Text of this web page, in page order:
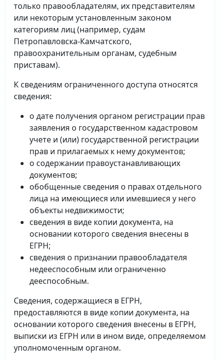
только правообладателям, их представителям
или некоторым установленным законом
категориям лиц (например, судам
Петропавловска-Камчатского,
правоохранительным органам, судебным
приставам).
К сведениям ограниченного доступа относятся
сведения:
о дате получения органом регистрации прав
заявления о государственном кадастровом
учете и (или) государственной регистрации
прав и прилагаемых к нему документов;
о содержании правоустанавливающих
документов;
обобщенные сведения о правах отдельного
лица на имеющиеся или имевшиеся у него
объекты недвижимости;
сведения в виде копии документа, на
основании которого сведения внесены в
ЕГРН;
сведения о признании правообладателя
недееспособным или ограниченно
дееспособным.
Сведения, содержащиеся в ЕГРН,
предоставляются в виде копии документа, на
основании которого сведения внесены в ЕГРН,
выписки из ЕГРН или в ином виде, определяемом
уполномоченным органом.